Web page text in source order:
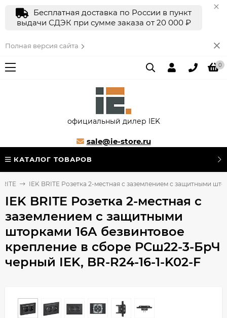
Бесплатная доставка по России в пункт
выдачи СДЭК при сумме заказа от 20 000 ₽
Полная версия сайта
0
официальный дилер IEK
sale@ie-store.ru
КАТАЛОГ ТОВАРОВ
IEK BRITE Розетка 2-местная с заземлением с защитными
IEK BRITE Розетка 2-местная с
заземлением с защитными
шторками 16А безвинтовое
крепление в сборе РСш22-3-БрЧ
черный IEK, BR-R24-16-1-K02-F